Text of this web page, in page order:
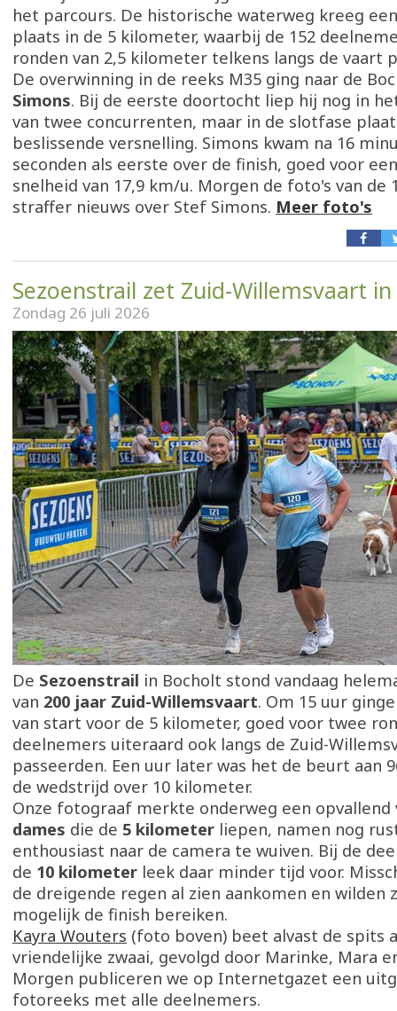
het parcours. De historische waterweg kreeg
plaats in de 5 kilometer, waarbij de 152
ronden van 2,5 kilometer telkens langs de vaart
De overwinning in de reeks M35 ging naar de
Simons. Bij de eerste doortocht liep hij nog in
van twee concurrenten, maar in de slotfase
beslissende versnelling. Simons kwam na 16
seconden als eerste over de finish, goed voor
snelheid van 17,9 km/u. Morgen de foto's van de
straffer nieuws over Stef Simons. Meer foto's
Sezoenstrail zet Zuid-Willemsvaart
Zondag 26 juli 2026
De Sezoenstrail in Bocholt stond vandaag
van 200 jaar Zuid-Willemsvaart. Om 15 uur
van start voor de 5 kilometer, goed voor twee
deelnemers uiteraard ook langs de Zuid-
passeerden. Een uur later was het de beurt aan
de wedstrijd over 10 kilometer.
Onze fotograaf merkte onderweg een opvallend
dames die de 5 kilometer liepen, namen nog
enthousiast naar de camera te wuiven. Bij de
de 10 kilometer leek daar minder tijd voor.
de dreigende regen al zien aankomen en wilden
mogelijk de finish bereiken.
Kayra Wouters (foto boven) beet alvast de spits
vriendelijke zwaai, gevolgd door Marinke, Mara
Morgen publiceren we op Internetgazet een
fotoreeks met alle deelnemers.